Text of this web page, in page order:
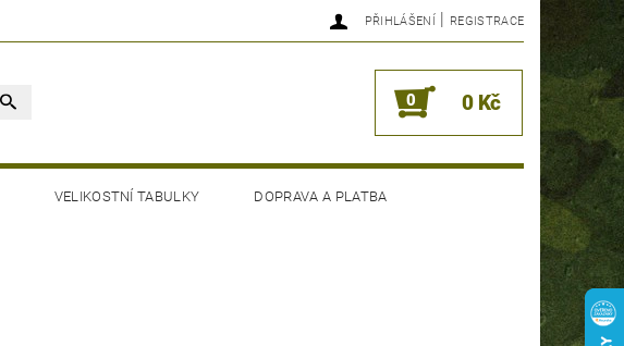
PŘIHLÁŠENÍ | REGISTRACE
0 0 Kč
VELIKOSTNÍ TABULKY DOPRAVA A PLATBA